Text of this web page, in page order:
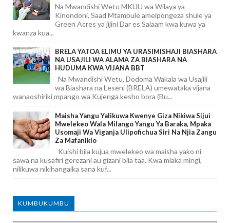
Na Mwandishi Wetu MKUU wa Wilaya ya
Kinondoni, Saad Mtambule ameipongeza shule ya
Green Acres ya jijini Dar es Salaam kwa kuwa ya
kwanza kua...
BRELA YATOA ELIMU YA URASIMISHAJI BIASHARA
NA USAJILI WA ALAMA ZA BIASHARA NA
HUDUMA KWA VIJANA BBT
Na Mwandishi Wetu, Dodoma Wakala wa Usajili
wa Biashara na Leseni (BRELA) umewataka vijana
wanaoshiriki mpango wa Kujenga kesho bora (Bu...
Maisha Yangu Yalikuwa Kwenye Giza Nikiwa Sijui
Mwelekeo Wala Milango Yangu Ya Baraka, Mpaka
Usomaji Wa Viganja Ulipofichua Siri Na Njia Zangu
Za Mafanikio
Kuishi bila kujua mwelekeo wa maisha yako ni
sawa na kusafiri gerezani au gizani bila taa. Kwa miaka mingi,
nilikuwa nikihangaika sana kuf...
KUMBUKUMBU